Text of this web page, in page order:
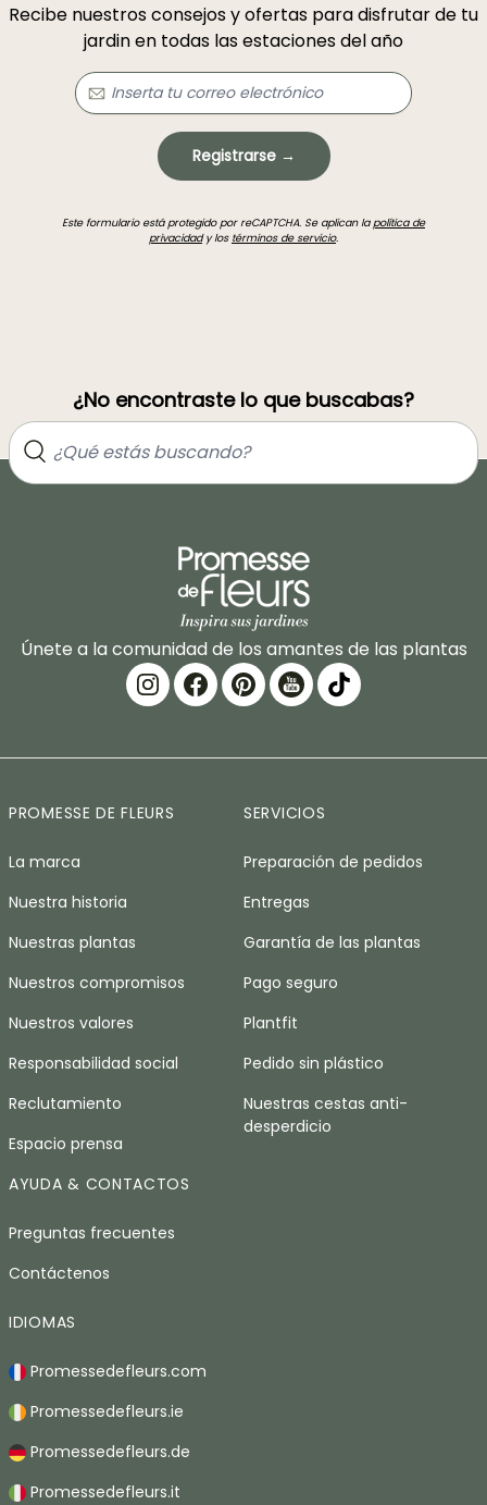
Recibe nuestros consejos y ofertas para disfrutar de tu
jardin en todas las estaciones del año
Registrarse →
Este formulario está protegido por reCAPTCHA. Se aplican la política de
privacidady los términos de servicio.
¿No encontraste lo que buscabas?
Únete a la comunidad de los amantes de las plantas
PROMESSE DE FLEURS
La marca
Nuestra historia
Nuestras plantas
Nuestros compromisos
Nuestros valores
Responsabilidad social
Reclutamiento
Espacio prensa
SERVICIOS
Preparación de pedidos
Entregas
Garantía de las plantas
Pago seguro
Plantfit
Pedido sin plástico
Nuestras cestas anti-
desperdicio
AYUDA & CONTACTOS
Preguntas frecuentes
Contáctenos
IDIOMAS
Promessedefleurs.com
Promessedefleurs.ie
Promessedefleurs.de
Promessedefleurs.it